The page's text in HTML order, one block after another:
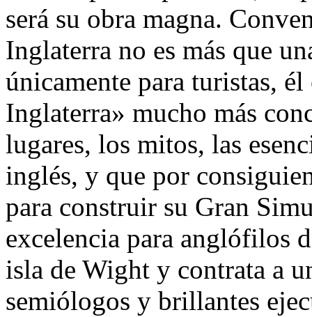
será su obra magna.
Inglaterra no es más que
únicamente para turistas,
Inglaterra» mucho más
lugares, los mitos, las
inglés, y que por
para construir su Gran
excelencia para anglófilos
isla de Wight y contrata a
semiólogos y brillantes